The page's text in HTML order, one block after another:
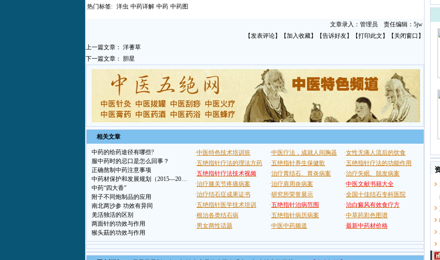
热门标签: 洋虫 中药详解 中药 中药图
文章录入：管理员 责任编辑：5jw
【发表评论】【加入收藏】【告诉好友】【打印此文 】【 关闭窗口 】
上一篇文章： 洋蓍草
下一篇文章：
胆星
相关文章
中药的给药途径有哪些?
服中药时的忌口是怎么回事？
正确熬制中药注意事项
中药材保护和发展规划（2015—20…
中药“四大香”
附子不同炮制品的应用
南北两沙参 功效有异同
羌活独活的区别
两面针的功效与作用
猴头菇的功效与作用